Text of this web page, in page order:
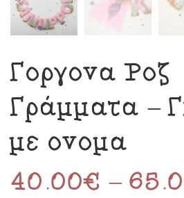
Γοργόνα Ροζ
Γράμματα –
με όνομα
40.00€ –